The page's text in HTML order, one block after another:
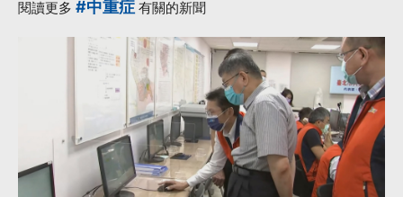
閱讀更多 #中重症 有關的新聞